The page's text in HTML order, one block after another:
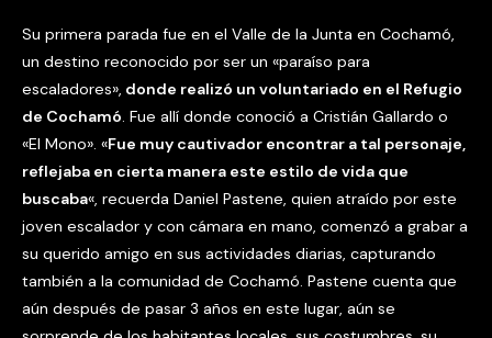
Su primera parada fue en el Valle de la Junta en Cochamó,
un destino reconocido por ser un «paraíso para
escaladores», donde realizó un voluntariado en el Refugio
de Cochamó. Fue allí donde conoció a Cristián Gallardo o
«El Mono». «Fue muy cautivador encontrar a tal personaje,
reflejaba en cierta manera este estilo de vida que
buscaba«, recuerda Daniel Pastene, quien atraído por este
joven escalador y con cámara en mano, comenzó a grabar a
su querido amigo en sus actividades diarias, capturando
también a la comunidad de Cochamó. Pastene cuenta que
aún después de pasar 3 años en este lugar, aún se